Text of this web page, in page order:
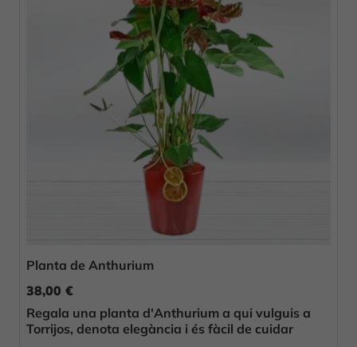
Planta de Anthurium
38,00 €
Regala una planta d'Anthurium a qui vulguis a
Torrijos, denota elegància i és fàcil de cuidar